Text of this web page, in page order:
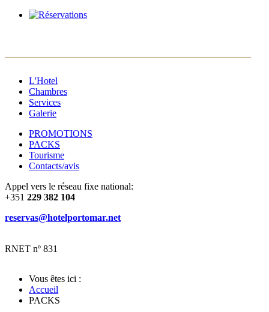
L'Hotel
Chambres
Services
Galerie
PROMOTIONS
PACKS
Tourisme
Contacts/avis
Appel vers le réseau fixe national:
+351 229 382 104
reservas@hotelportomar.net
RNET nº 831
Vous êtes ici :
Accueil
PACKS